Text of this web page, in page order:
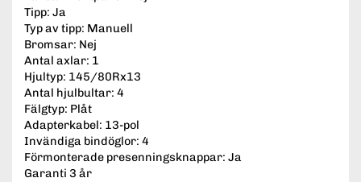
Tipp: Ja
Typ av tipp: Manuell
Bromsar: Nej
Antal axlar: 1
Hjultyp: 145/80Rx13
Antal hjulbultar: 4
Fälgtyp: Plåt
Adapterkabel: 13-pol
Invändiga bindöglor: 4
Förmonterade presenningsknappar: Ja
Garanti 3 år